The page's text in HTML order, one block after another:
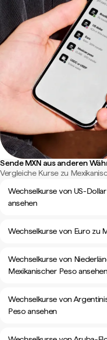
Sende MXN aus anderen
Vergleiche Kurse zu
Wechselkurse von US-
ansehen
Wechselkurse von Euro zu
Wechselkurse von
Mexikanischer Peso
Wechselkurse von
Peso ansehen